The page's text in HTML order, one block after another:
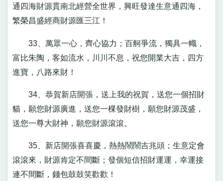
通四海財源貫南北經營全世界，興旺發達生意通四海，
繁榮昌盛經商財源匯三江！
33、萬眾一心，齊心協力；百舸爭流，獨具一幟，
富比朱陶，客如流水，川川不息，祝您開業大吉，四方
進寶，八路來財！
34、恭賀新店開張，送上我的祝賀，送您一個招財
貓，願您財源廣進，送您一棵發財樹，願您財源茂盛，
送您一尊大財神，願您財源滾滾。
35、新店開張喜喜慶，熱熱鬧鬧吉兆頭；生意定會
滾滾來，財源肯定不間斷；發個短信招財運運，幸運接
連不間斷，錢包鼓鼓笑歡歡！